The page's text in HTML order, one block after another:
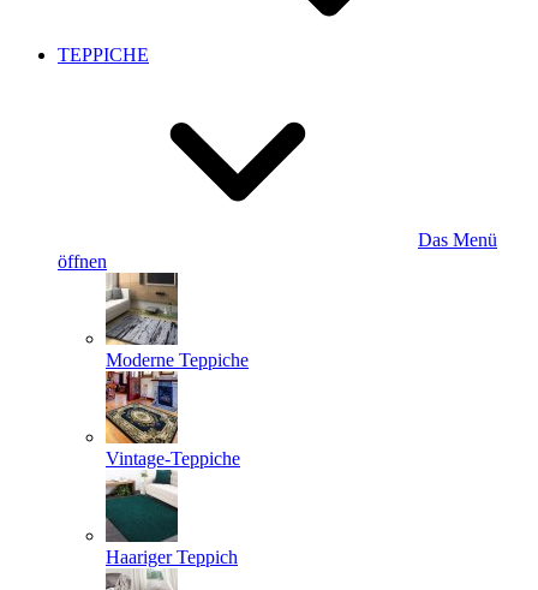
TEPPICHE
Das Menü
öffnen
Moderne Teppiche
Vintage-Teppiche
Haariger Teppich